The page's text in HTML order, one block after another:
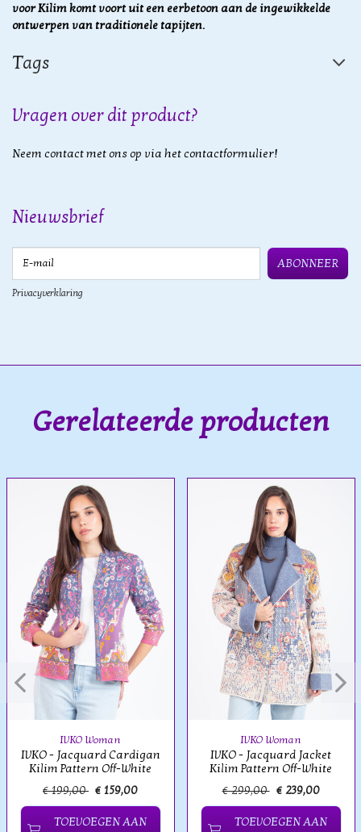
voor Kilim komt voort uit een eerbetoon aan de ingewikkelde
ontwerpen van traditionele tapijten.
Tags
Vragen over dit product?
Neem contact met ons op via het contactformulier!
Nieuwsbrief
ABONNEER
Privacyverklaring
Gerelateerde producten
IVKO Woman
IVKO - Jacquard Cardigan
Kilim Pattern Off-White
€ 199,00 € 159,00
TOEVOEGEN AAN
IVKO Woman
IVKO - Jacquard Jacket
Kilim Pattern Off-White
€ 299,00 € 239,00
TOEVOEGEN AAN